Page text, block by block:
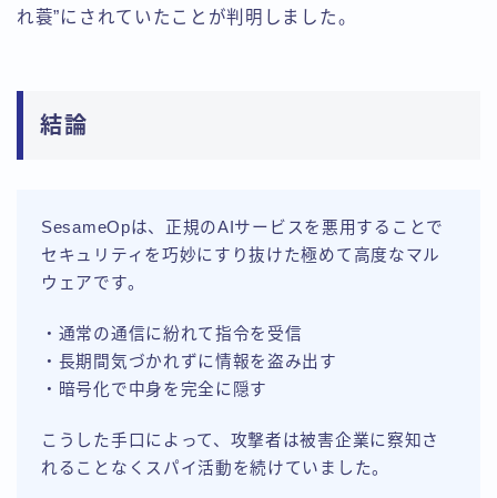
れ蓑”にされていたことが判明しました。
結論
SesameOpは、正規のAIサービスを悪用することで
セキュリティを巧妙にすり抜けた極めて高度なマル
ウェアです。
・通常の通信に紛れて指令を受信
・長期間気づかれずに情報を盗み出す
・暗号化で中身を完全に隠す
こうした手口によって、攻撃者は被害企業に察知さ
れることなくスパイ活動を続けていました。